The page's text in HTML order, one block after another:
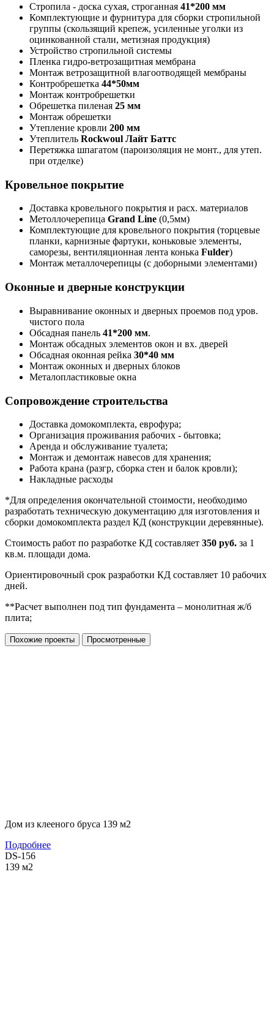
Стропила - доска сухая, строганная 41*200 мм
Комплектующие и фурнитура для сборки стропильной
группы (скользящий крепеж, усиленные уголки из
оцинкованной стали, метизная продукция)
Устройство стропильной системы
Пленка гидро-ветрозащитная мембрана
Монтаж ветрозащитной влагоотводящей мембраны
Контробрешетка 44*50мм
Монтаж контробрешетки
Обрешетка пиленая 25 мм
Монтаж обрешетки
Утепление кровли 200 мм
Утеплитель Rockwoul Лайт Баттс
Перетяжка шпагатом (пароизоляция не монт., для утеп.
при отделке)
Кровельное покрытие
Доставка кровельного покрытия и расх. материалов
Метоллочерепица Grand Line (0,5мм)
Комплектующие для кровельного покрытия (торцевые
планки, карнизные фартуки, коньковые элементы,
саморезы, вентиляционная лента конька Fulder)
Монтаж металлочерепицы (с доборными элементами)
Оконные и дверные конструкции
Выравнивание оконных и дверных проемов под уров.
чистого пола
Обсадная панель 41*200 мм.
Монтаж обсадных элементов окон и вх. дверей
Обсадная оконная рейка 30*40 мм
Монтаж оконных и дверных блоков
Металопластиковые окна
Сопровождение строительства
Доставка домокомплекта, еврофура;
Организация проживания рабочих - бытовка;
Аренда и обслуживание туалета;
Монтаж и демонтаж навесов для хранения;
Работа крана (разгр, сборка стен и балок кровли);
Накладные расходы
*Для определения окончательной стоимости, необходимо
разработать техническую документацию для изготовления и
сборки домокомплекта раздел КД (конструкции деревянные).
Стоимость работ по разработке КД составляет 350 руб. за 1
кв.м. площади дома.
Ориентировочный срок разработки КД составляет 10 рабочих
дней.
**Расчет выполнен под тип фундамента – монолитная ж/б
плита;
Похожие проекты Просмотренные
Дом из клееного бруса 139 м2
Подробнее
DS-156
139 м2